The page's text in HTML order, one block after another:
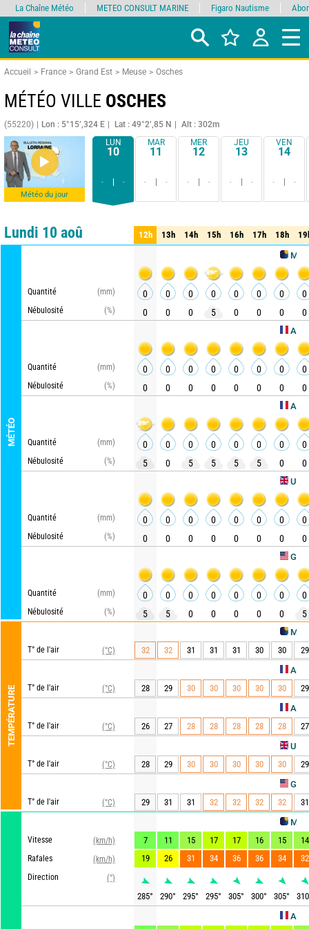
Accueil France Grand Est Meuse Osches
MÉTÉO VILLE OSCHES
(55220) Lon : 5°15’,324 E Lat : 49°2’,85 N Alt : 302m
Météo du jour
LUN
10
- -
MAR
11
- -
MER
12
- -
JEU
13
- -
VEN
14
- -
Comparateur détaillé synthétique
Lundi 10 aoû
MÉTÉO
METEO
Quantité
(mm)
Nébulosité
(%)
AROME HD
Quantité
(mm)
Nébulosité
(%)
ARPEGE
Quantité
(mm)
Nébulosité
(%)
UKMO
Quantité
(mm)
Nébulosité
(%)
Quantité
(mm)
Nébulosité
(%)
TEMPÉRATURE
METEO
T° de l'air (°C)
AROME HD
T° de l'air (°C)
ARPEGE
T° de l'air (°C)
UKMO
T° de l'air (°C)
T° de l'air (°C)
METEO
Vitesse
(km/h)
Rafales
(km/h)
Direction
(°)
AROME HD
12h 13h 14h 15h 16h 17h 18h
12h 13h 14h 15h 16h 17h 18h
0 0 0 0 0 0 0
0
0
0 0 5 0 0 0 0
0 0 0 0 0 0 0
0
0
0 0 0 0 0 0 0
0 0 0 0 0 0 0
0
5
0 5 5 5 5 0 0
0 0 0 0 0 0 0
0
0
0 0 0 0 0 0 0
0 0 0 0 0 0 0
0
5
5 0 0 0 0 0 5
32 32 31 31 31 30 30 29
28 29 30 30 30 30 30 29
26 27 28 28 28 28 28 27
28 29 30 30 30 30 30 29
29 31 31 32 32 32 32 31
7 11 15 17 17 16 15
14
19
26 31 34 36 36 34 32
285° 290° 295° 295° 305° 300° 305° 310
La Chaîne Météo METEO CONSULT MARINE Figaro Nautisme